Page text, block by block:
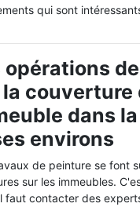
qui sont
opérations
couverture
dans
environs
de peinture se font
sur les immeubles.
faut contacter des